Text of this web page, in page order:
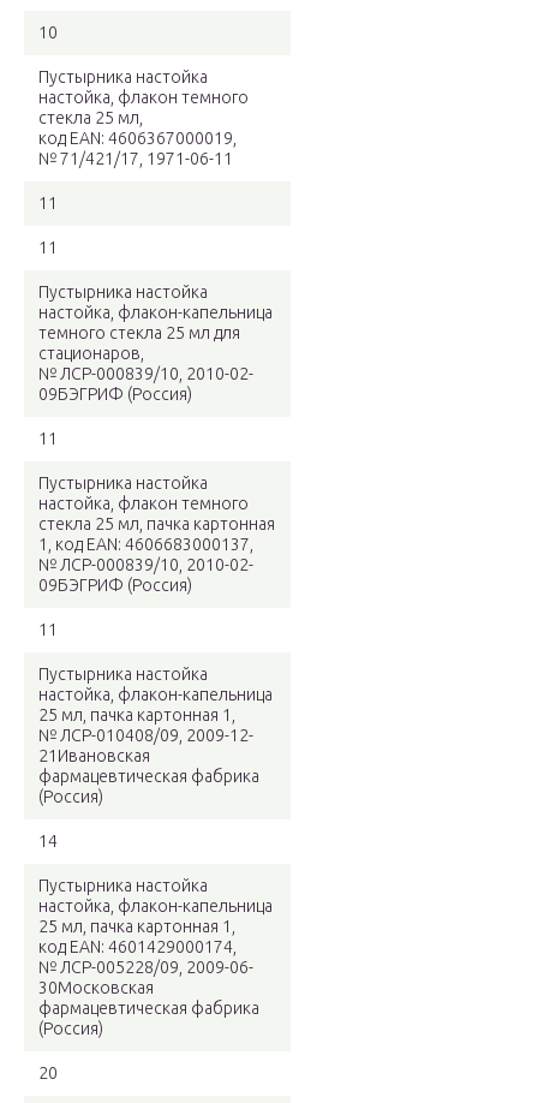
10
Пустырника настойка
настойка, флакон темного
стекла 25 мл,
код EAN: 4606367000019,
№ 71/421/17, 1971-06-11
11
11
Пустырника настойка
настойка, флакон-капельница
темного стекла 25 мл для
стационаров,
№ ЛСР-000839/10, 2010-02-
09БЭГРИФ (Россия)
11
Пустырника настойка
настойка, флакон темного
стекла 25 мл, пачка картонная
1, код EAN: 4606683000137,
№ ЛСР-000839/10, 2010-02-
09БЭГРИФ (Россия)
11
Пустырника настойка
настойка, флакон-капельница
25 мл, пачка картонная 1,
№ ЛСР-010408/09, 2009-12-
21Ивановская
фармацевтическая фабрика
(Россия)
14
Пустырника настойка
настойка, флакон-капельница
25 мл, пачка картонная 1,
код EAN: 4601429000174,
№ ЛСР-005228/09, 2009-06-
30Московская
фармацевтическая фабрика
(Россия)
20